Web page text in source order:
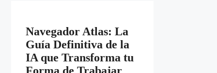
Navegador Atlas: La
Guía Definitiva de la
IA que Transforma tu